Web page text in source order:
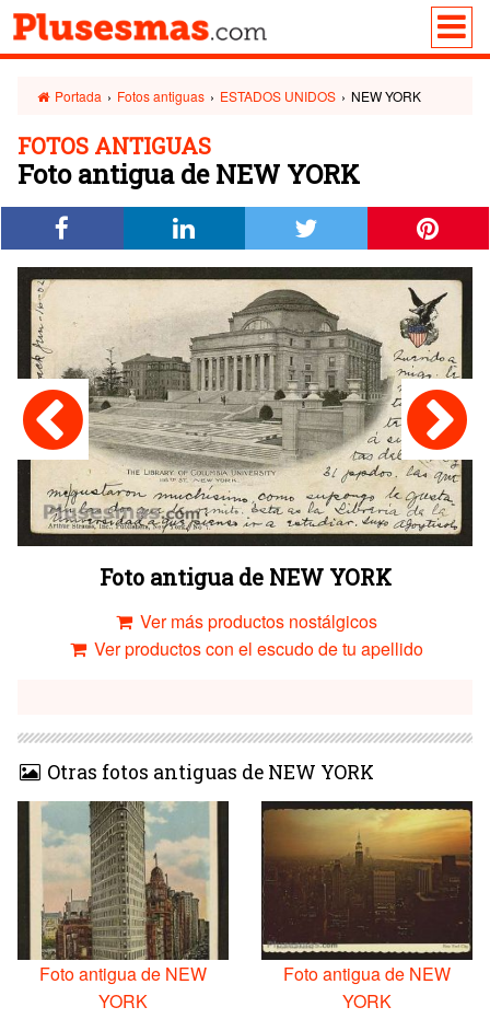
Portada › Fotos antiguas › ESTADOS UNIDOS › NEW YORK
FOTOS ANTIGUAS
Foto antigua de NEW YORK
Foto antigua de NEW YORK
Ver más productos nostálgicos
Ver productos con el escudo de tu apellido
Otras fotos antiguas de NEW YORK
Foto antigua de NEW
YORK
Foto antigua de NEW
YORK